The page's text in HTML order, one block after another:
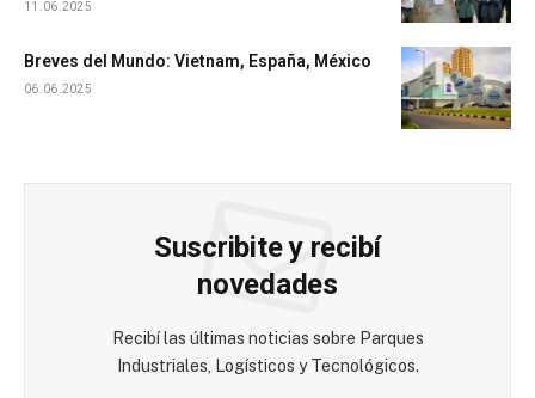
11.06.2025
Breves del Mundo: Vietnam, España, México
06.06.2025
Suscribite y recibí
novedades
Recibí las últimas noticias sobre Parques
Industriales, Logísticos y Tecnológicos.